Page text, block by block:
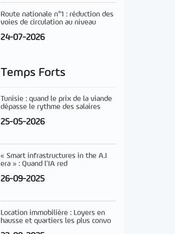
Route nationale n°1 : réduction des
voies de circulation au niveau
24-07-2026
Temps Forts
Tunisie : quand le prix de la viande
dépasse le rythme des salaires
25-05-2026
« Smart infrastructures in the A.I
era » : Quand l’IA red
26-09-2025
Location immobilière : Loyers en
hausse et quartiers les plus convo